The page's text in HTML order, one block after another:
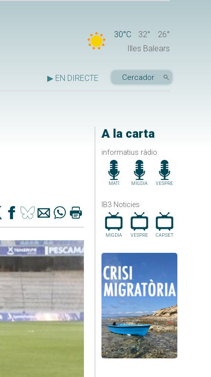
30°C 32°
26°
Illes Balears
▶ EN DIRECTE
A la carta
informatius ràdio
MATÍ MIGDIA VESPRE
IB3 Noticies
MIGDIA VESPRE CAP.SET